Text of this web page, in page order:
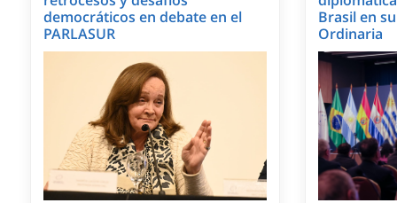
democráticos en debate en el
PARLASUR
Brasil en
Ordinaria